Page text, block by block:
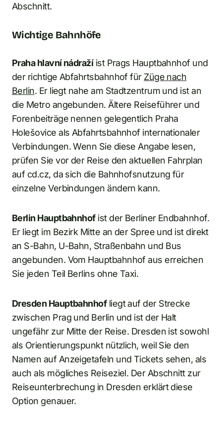
Abschnitt.
Wichtige Bahnhöfe
Praha hlavní nádražíist Prags Hauptbahnhof und
der richtige Abfahrtsbahnhof für Züge nach
Berlin. Er liegt nahe am Stadtzentrum und ist an
die Metro angebunden. Ältere Reiseführer und
Forenbeiträge nennen gelegentlich Praha
Holešovice als Abfahrtsbahnhof internationaler
Verbindungen. Wenn Sie diese Angabe lesen,
prüfen Sie vor der Reise den aktuellen Fahrplan
auf cd.cz, da sich die Bahnhofsnutzung für
einzelne Verbindungen ändern kann.
Berlin Hauptbahnhofist der Berliner Endbahnhof.
Er liegt im Bezirk Mitte an der Spree und ist direkt
an S-Bahn, U-Bahn, Straßenbahn und Bus
angebunden. Vom Hauptbahnhof aus erreichen
Sie jeden Teil Berlins ohne Taxi.
Dresden Hauptbahnhofliegt auf der Strecke
zwischen Prag und Berlin und ist der Halt
ungefähr zur Mitte der Reise. Dresden ist sowohl
als Orientierungspunkt nützlich, weil Sie den
Namen auf Anzeigetafeln und Tickets sehen, als
auch als mögliches Reiseziel. Der Abschnitt zur
Reiseunterbrechung in Dresden erklärt diese
Option genauer.